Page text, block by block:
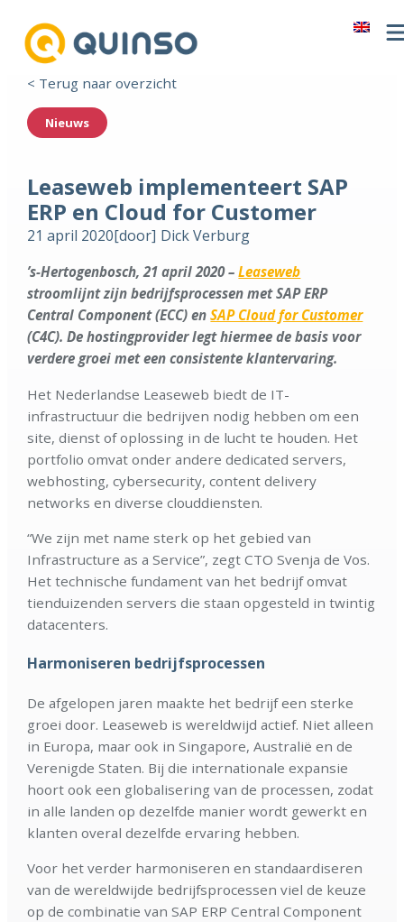
< Terug naar overzicht
Nieuws
Leaseweb implementeert SAP
ERP en Cloud for Customer
21 april 2020[door] Dick Verburg
’s-Hertogenbosch, 21 april 2020 – Leaseweb
stroomlijnt zijn bedrijfsprocessen met SAP ERP
Central Component (ECC) enSAP Cloud for Customer
(C4C). De hostingprovider legt hiermee de basis voor
verdere groei met een consistente klantervaring.
Het Nederlandse Leaseweb biedt de IT-
infrastructuur die bedrijven nodig hebben om een
site, dienst of oplossing in de lucht te houden. Het
portfolio omvat onder andere dedicated servers,
webhosting, cybersecurity, content delivery
networks en diverse clouddiensten.
“We zijn met name sterk op het gebied van
Infrastructure as a Service”, zegt CTO Svenja de Vos.
Het technische fundament van het bedrijf omvat
tienduizenden servers die staan opgesteld in twintig
datacenters.
Harmoniseren bedrijfsprocessen
De afgelopen jaren maakte het bedrijf een sterke
groei door. Leaseweb is wereldwijd actief. Niet alleen
in Europa, maar ook in Singapore, Australië en de
Verenigde Staten. Bij die internationale expansie
hoort ook een globalisering van de processen, zodat
in alle landen op dezelfde manier wordt gewerkt en
klanten overal dezelfde ervaring hebben.
Voor het verder harmoniseren en standaardiseren
van de wereldwijde bedrijfsprocessen viel de keuze
op de combinatie van SAP ERP Central Component